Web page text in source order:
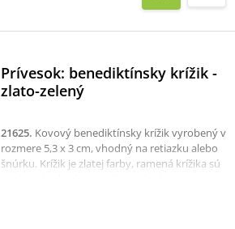
Prívesok: benediktínsky krížik -
zlato-zelený
21625. Kovový benediktínsky krížik vyrobený v
rozmere 5,3 x 3 cm, vhodný na retiazku alebo
šnúrku. Krížik je zlatej farby, ramená krížika sú